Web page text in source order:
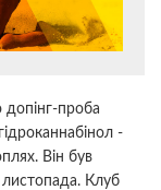
допінг-проба
-
Він був
листопада. Клуб